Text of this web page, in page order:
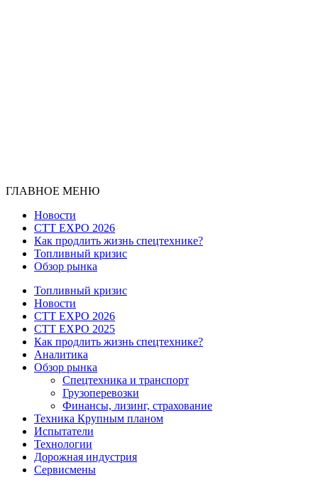
ГЛАВНОЕ МЕНЮ
Новости
CTT EXPO 2026
Как продлить жизнь спецтехнике?
Топливный кризис
Обзор рынка
Топливный кризис
Новости
CTT EXPO 2026
CTT EXPO 2025
Как продлить жизнь спецтехнике?
Аналитика
Обзор рынка
Спецтехника и транспорт
Грузоперевозки
Финансы, лизинг, страхование
Техника Крупным планом
Испытатели
Технологии
Дорожная индустрия
Сервисмены